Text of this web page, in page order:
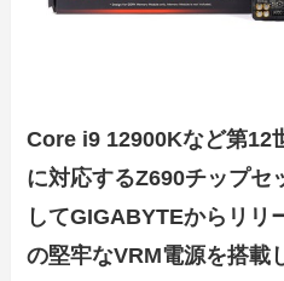
Core i9 12900Kなど第12
に対応するZ690チップセ
してGIGABYTEからリリ
の堅牢なVRM電源を搭載